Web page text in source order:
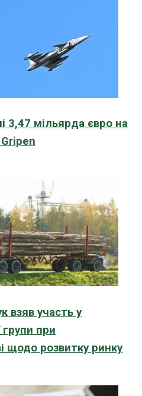
3,47 мільярда євро на
взяв участь у
групи при
щодо розвитку ринку